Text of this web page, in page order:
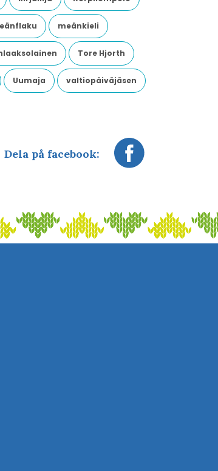
meänkieli
Tore Hjorth
Uumaja valtiopäiväjäsen
Dela på facebook: